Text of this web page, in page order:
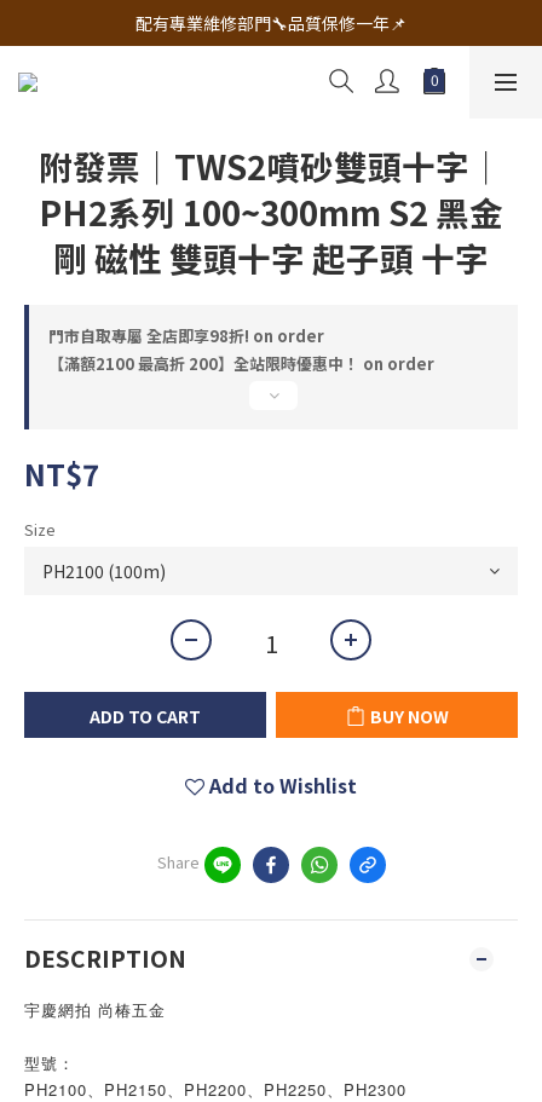
🔧電動工具&五金唯一首選 宇慶五金網拍🔧
配有專業維修部門🔧品質保修一年📌
🔧電動工具&五金唯一首選 宇慶五金網拍🔧
附發票｜TWS2噴砂雙頭十字｜
PH2系列 100~300mm S2 黑金
剛 磁性 雙頭十字 起子頭 十字
門市自取專屬 全店即享98折! on order
【滿額2100 最高折 200】全站限時優惠中！ on order
NT$7
Size
ADD TO CART BUY NOW
Add to Wishlist
Share
DESCRIPTION
宇慶網拍 尚椿五金
型號：
PH2100、PH2150、PH2200、PH2250、PH2300